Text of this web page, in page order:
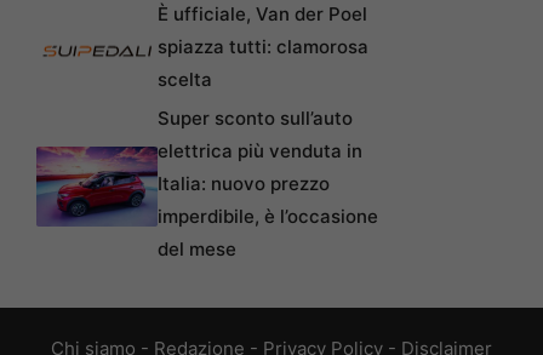
È ufficiale, Van der Poel
spiazza tutti: clamorosa
scelta
Super sconto sull’auto
elettrica più venduta in
Italia: nuovo prezzo
imperdibile, è l’occasione
del mese
Chi siamo - Redazione - Privacy Policy - Disclaimer